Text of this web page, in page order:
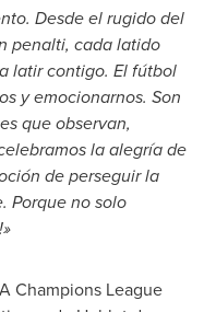
Desde el rugido del
penalti, cada latido
latir contigo. El fútbol
y emocionarnos. Son
que observan,
la alegría de
de perseguir la
Porque no solo
Champions League